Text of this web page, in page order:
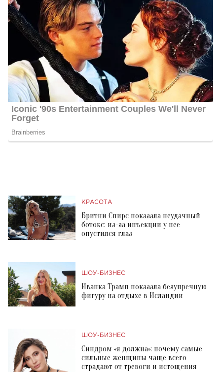
КРАСОТА
Бритни Спирс показала неудачный
ботокс: из-за инъекции у нее
опустился глаз
ШОУ-БИЗНЕС
Иванка Трамп показала безупречную
фигуру на отдыхе в Исландии
ШОУ-БИЗНЕС
Синдром «я должна»: почему самые
сильные женщины чаще всего
страдают от тревоги и истощения